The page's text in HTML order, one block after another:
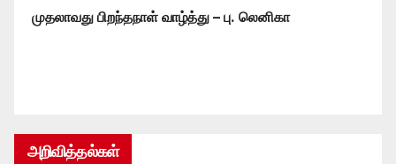
முதலாவது பிறந்தநாள் வாழ்த்து – பு. லெனிகா
அறிவித்தல்கள்